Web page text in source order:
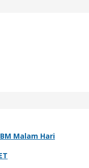
Malam Hari